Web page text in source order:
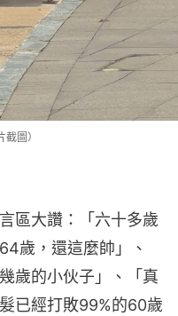
圖）
區大讚：「六十多歲
歲，還這麼帥」、
歲的小伙子」、「真
已經打敗99%的60歲